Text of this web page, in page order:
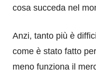
cosa succeda nel
Anzi, tanto più è
come è stato fatto
meno funziona il